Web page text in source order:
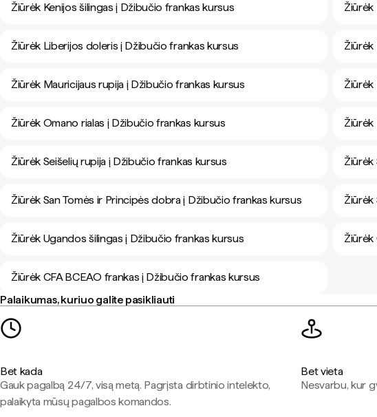
Žiūrėk Kenijos šilingas į Džibučio frankas kursus Žiūrėk
Žiūrėk Liberijos doleris į Džibučio frankas kursus Žiūrėk
Žiūrėk Mauricijaus rupija į Džibučio frankas kursus Žiūrėk
Žiūrėk Omano rialas į Džibučio frankas kursus Žiūrėk
Žiūrėk Seišelių rupija į Džibučio frankas kursus Žiūrėk
Žiūrėk San Tomės ir Principės dobra į Džibučio frankas kursus Žiūrėk
Žiūrėk Ugandos šilingas į Džibučio frankas kursus Žiūrėk
Žiūrėk CFA BCEAO frankas į Džibučio frankas kursus
Palaikumas, kuriuo galite pasikliauti
Bet kada
Gauk pagalbą 24/7, visą metą. Pagrįsta dirbtinio intelekto,
palaikyta mūsų pagalbos komandos.
Bet vieta
Nesvarbu, kur